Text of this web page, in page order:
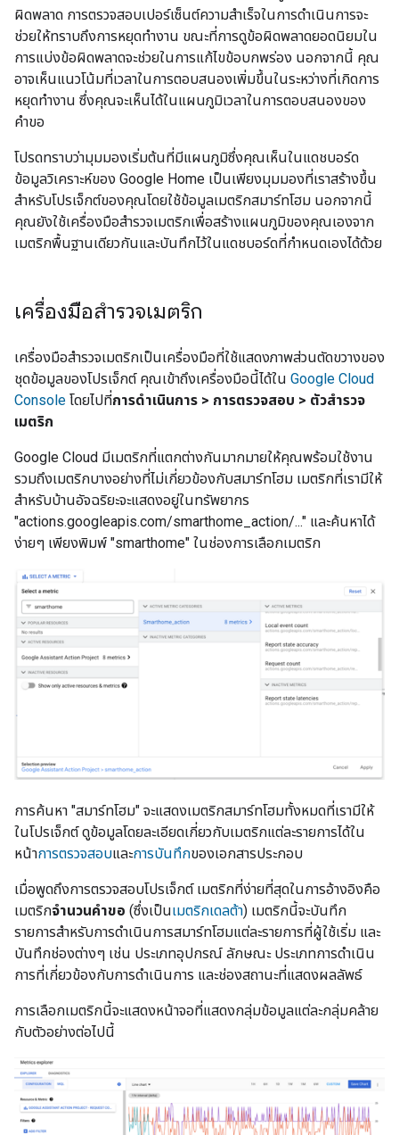
ผิดพลาด การตรวจสอบเปอร์เซ็นต์ความสำเร็จในการดำเนินการจะ
ช่วยให้ทราบถึงการหยุดทำงาน ขณะที่การดูข้อผิดพลาดยอดนิยมใน
การแบ่งข้อผิดพลาดจะช่วยในการแก้ไขข้อบกพร่อง นอกจากนี้ คุณ
อาจเห็นแนวโน้มที่เวลาในการตอบสนองเพิ่มขึ้นในระหว่างที่เกิดการ
หยุดทำงาน ซึ่งคุณจะเห็นได้ในแผนภูมิเวลาในการตอบสนองของ
คำขอ
โปรดทราบว่ามุมมองเริ่มต้นที่มีแผนภูมิซึ่งคุณเห็นในแดชบอร์ด
ข้อมูลวิเคราะห์ของ Google Home เป็นเพียงมุมมองที่เราสร้างขึ้น
สําหรับโปรเจ็กต์ของคุณโดยใช้ข้อมูลเมตริกสมาร์ทโฮม นอกจากนี้
คุณยังใช้เครื่องมือสํารวจเมตริกเพื่อสร้างแผนภูมิของคุณเองจาก
เมตริกพื้นฐานเดียวกันและบันทึกไว้ในแดชบอร์ดที่กําหนดเองได้ด้วย
เครื่องมือสำรวจเมตริก
เครื่องมือสำรวจเมตริกเป็นเครื่องมือที่ใช้แสดงภาพส่วนตัดขวางของ
ชุดข้อมูลของโปรเจ็กต์ คุณเข้าถึงเครื่องมือนี้ได้ใน Google Cloud
Console โดยไปที่การดำเนินการ > การตรวจสอบ > ตัวสํารวจ
เมตริก
Google Cloud มีเมตริกที่แตกต่างกันมากมายให้คุณพร้อมใช้งาน
รวมถึงเมตริกบางอย่างที่ไม่เกี่ยวข้องกับสมาร์ทโฮม เมตริกที่เรามีให้
สำหรับบ้านอัจฉริยะจะแสดงอยู่ในทรัพยากร
"actions.googleapis.com/smarthome_action/..." และค้นหาได้
ง่ายๆ เพียงพิมพ์ "smarthome" ในช่องการเลือกเมตริก
การค้นหา "สมาร์ทโฮม" จะแสดงเมตริกสมาร์ทโฮมทั้งหมดที่เรามีให้
ในโปรเจ็กต์ ดูข้อมูลโดยละเอียดเกี่ยวกับเมตริกแต่ละรายการได้ใน
หน้าการตรวจสอบและการบันทึกของเอกสารประกอบ
เมื่อพูดถึงการตรวจสอบโปรเจ็กต์ เมตริกที่ง่ายที่สุดในการอ้างอิงคือ
เมตริกจำนวนคำขอ (ซึ่งเป็นเมตริกเดลต้า) เมตริกนี้จะบันทึก
รายการสำหรับการดำเนินการสมาร์ทโฮมแต่ละรายการที่ผู้ใช้เริ่ม และ
บันทึกช่องต่างๆ เช่น ประเภทอุปกรณ์ ลักษณะ ประเภทการดำเนิน
การที่เกี่ยวข้องกับการดำเนินการ และช่องสถานะที่แสดงผลลัพธ์
การเลือกเมตริกนี้จะแสดงหน้าจอที่แสดงกลุ่มข้อมูลแต่ละกลุ่มคล้าย
กับตัวอย่างต่อไปนี้